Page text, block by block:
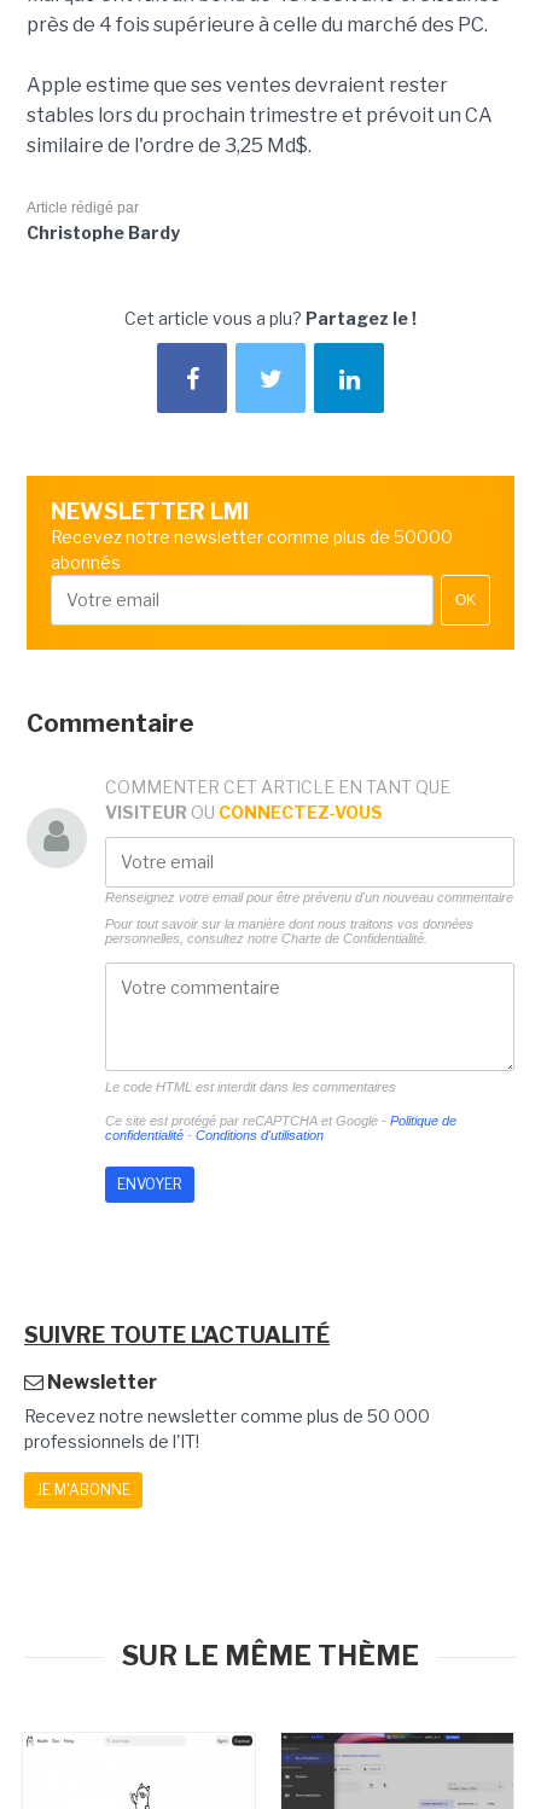
près de 4 fois supérieure à celle du marché des PC.
Apple estime que ses ventes devraient rester
stables lors du prochain trimestre et prévoit un CA
similaire de l'ordre de 3,25 Md$.
Article rédigé par
Christophe Bardy
Cet article vous a plu? Partagez le !
NEWSLETTER LMI
Recevez notre newsletter comme plus de 50000
abonnés
OK
Commentaire
COMMENTER CET ARTICLE EN TANT QUE
VISITEUR OU CONNECTEZ-VOUS
Renseignez votre email pour être prévenu d'un nouveau commentaire
Pour tout savoir sur la manière dont nous traitons vos données
personnelles, consultez notre Charte de Confidentialité.
Le code HTML est interdit dans les commentaires
Ce site est protégé par reCAPTCHA et Google - Politique de
confidentialité- Conditions d'utilisation
SUIVRE TOUTE L'ACTUALITÉ
Newsletter
Recevez notre newsletter comme plus de 50 000
professionnels de l'IT!
JE M'ABONNE
SUR LE MÊME THÈME